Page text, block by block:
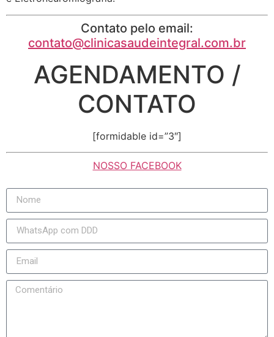
Contato pelo email:
contato@clinicasaudeintegral.com.br
AGENDAMENTO /
CONTATO
[formidable id=”3″]
NOSSO FACEBOOK